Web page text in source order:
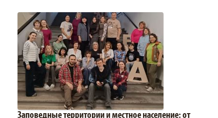
Заповедные территории и местное население: от